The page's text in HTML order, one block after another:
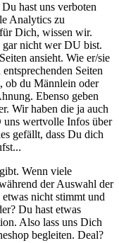
hast uns verboten
Analytics zu
Dich, wissen wir.
gar nicht wer DU bist.
ansieht. Wie er/sie
Seiten
ob du Männlein oder
Ebenso geben
Wir haben die ja auch
wertvolle Infos über
gefällt, dass Du dich
Wenn viele
der Auswahl der
nicht stimmt und
Du hast etwas
Also lass uns Dich
begleiten. Deal?